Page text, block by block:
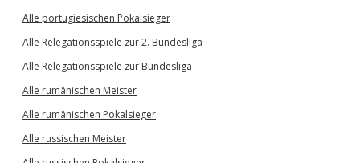
Alle portugiesischen Pokalsieger
Alle Relegationsspiele zur 2. Bundesliga
Alle Relegationsspiele zur Bundesliga
Alle rumänischen Meister
Alle rumänischen Pokalsieger
Alle russischen Meister